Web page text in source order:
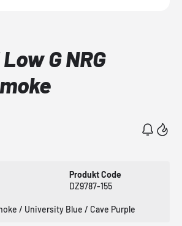
G NRG
Produkt Code
DZ9787-155
/ University Blue / Cave Purple